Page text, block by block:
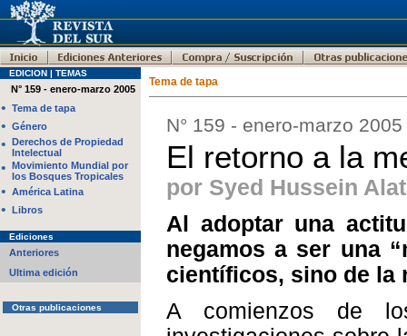
EDICION | TEMAS
N° 159 - enero-marzo 2005
• Tema de tapa
• Género
• Derechos de Propiedad
Intelectual
• Movimiento Mundial por
los Bosques Tropicales
• América Latina
• Libros
Ediciones
Anteriores
Ultima edición
Otras publicaciones
Tema de tapa
N° 159 - enero-marzo 2005
El retorno a la
por Syed Hussein
Al adoptar una
negamos a ser una
científicos, sino de la
A comienzos de